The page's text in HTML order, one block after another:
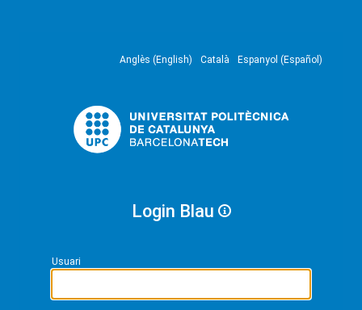
Anglès (English) Català Espanyol (Español)
Login Blau
Usuari